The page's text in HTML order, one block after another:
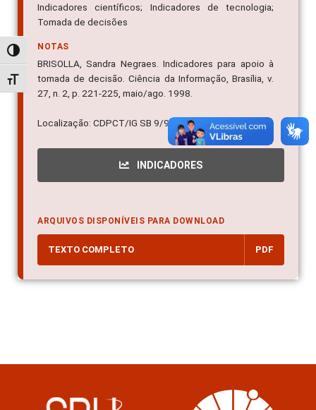
Alternar alto contraste
Alternar tamanho da fonte
Indicadores científicos; Indicadores de tecnologia;
Tomada de decisões
NOTAS
BRISOLLA, Sandra Negraes. Indicadores para apoio à
tomada de decisão. Ciência da Informação, Brasília, v.
27, n. 2, p. 221-225, maio/ago. 1998.
Localização: CDPCT/IG SB 9/98
INDICADORES
ARQUIVOS DISPONÍVEIS PARA DOWNLOAD
TEXTO COMPLETO PDF